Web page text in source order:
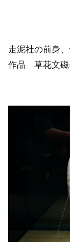
走泥社の前身
作品 草花文